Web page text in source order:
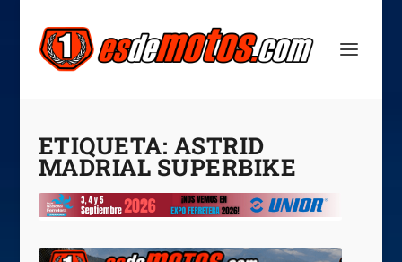
ETIQUETA: ASTRID
MADRIAL SUPERBIKE